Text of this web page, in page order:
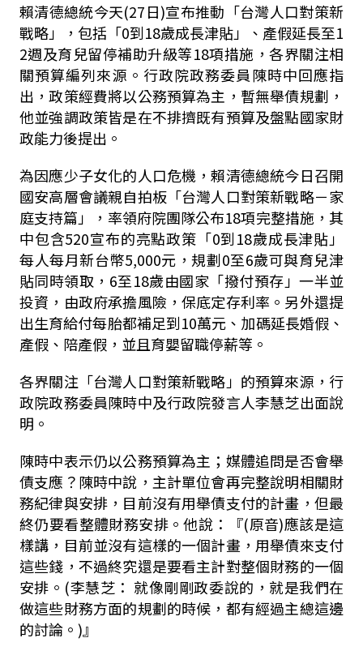
賴清德總統今天(27日)宣布推動「台灣人口對策新
戰略」，包括「0到18歲成長津貼」、產假延長至1
2週及育兒留停補助升級等18項措施，各界關注相
關預算編列來源。行政院政務委員陳時中回應指
出，政策經費將以公務預算為主，暫無舉債規劃，
他並強調政策皆是在不排擠既有預算及盤點國家財
政能力後提出。
為因應少子女化的人口危機，賴清德總統今日召開
國安高層會議親自拍板「台灣人口對策新戰略－家
庭支持篇」，率領府院團隊公布18項完整措施，其
中包含520宣布的亮點政策「0到18歲成長津貼」
每人每月新台幣5,000元，規劃0至6歲可與育兒津
貼同時領取，6至18歲由國家「撥付預存」一半並
投資，由政府承擔風險，保底定存利率。另外還提
出生育給付每胎都補足到10萬元、加碼延長婚假、
產假、陪產假，並且育嬰留職停薪等。
各界關注「台灣人口對策新戰略」的預算來源， 行
政院政務委員陳時中及行政院發言人李慧芝出面說
明。
陳時中表示仍以公務預算為主；媒體追問是否會舉
債支應？陳時中說，主計單位會再完整說明相關財
務紀律與安排，目前沒有用舉債支付的計畫，但最
終仍要看整體財務安排。他說：『(原音)應該是這
樣講，目前並沒有這樣的一個計畫，用舉債來支付
這些錢，不過終究還是要看主計對整個財務的一個
安排。(李慧芝： 就像剛剛政委說的，就是我們在
做這些財務方面的規劃的時候，都有經過主總這邊
的討論。)』